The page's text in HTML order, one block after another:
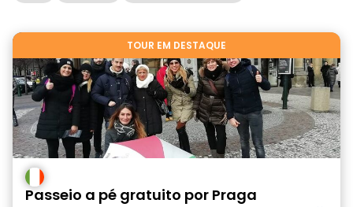
TOUR EM DESTAQUE
Passeio a pé gratuito por Praga